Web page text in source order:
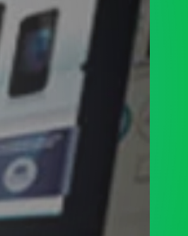
PENGADUAN